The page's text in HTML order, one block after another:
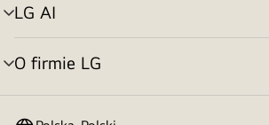
LG AI
Przełącznik
menu
O firmie LG
Przełącznik